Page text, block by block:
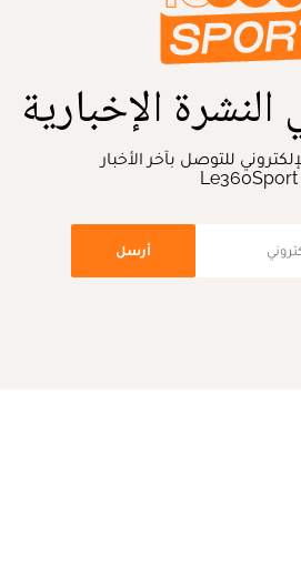
الإخبارية
للتوصل بآخر الأخبار
Le360Sport
أرسل